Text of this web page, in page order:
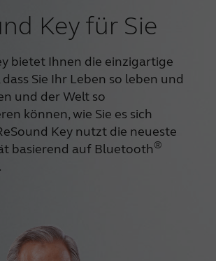
Key für Sie
bietet Ihnen die einzigartige
Sie Ihr Leben so leben und
und der Welt so
können, wie Sie es sich
Key nutzt die neueste
basierend auf Bluetooth®